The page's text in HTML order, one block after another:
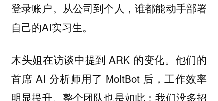
登录账户。从公司到个人，谁都能动手部署
自己的AI实习生。
木头姐在访谈中提到 ARK 的变化。他们的
首席 AI 分析师用了 MoltBot 后，工作效率
明显提升。整个团队也是如此：我们没多招